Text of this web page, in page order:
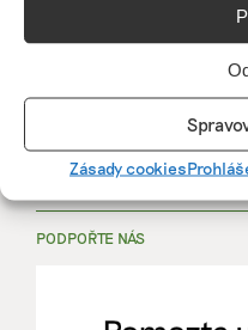
Zásady cookies
právnička/právník
Více naEkoJobs>
PODPOŘTE NÁS